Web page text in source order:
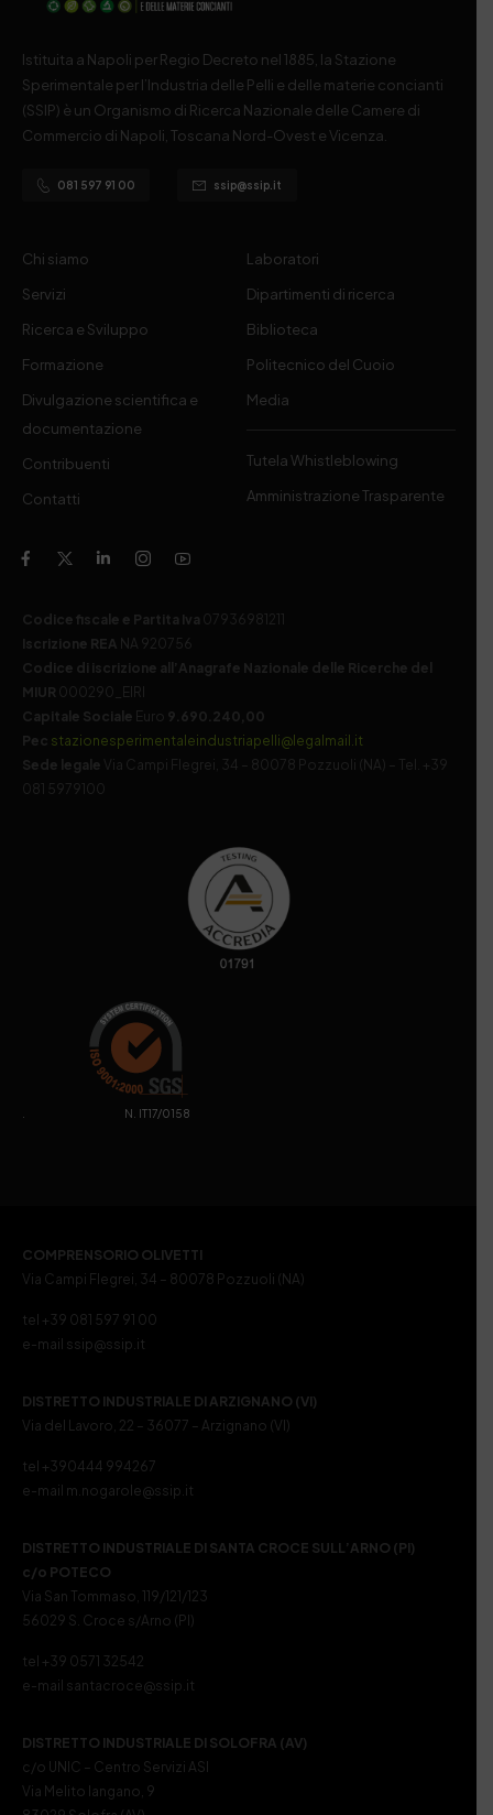
Istituita a Napoli per Regio Decreto nel 1885, la Stazione
Sperimentale per l’Industria delle Pelli e delle materie concianti
(SSIP) è un Organismo di Ricerca Nazionale delle Camere di
Commercio di Napoli, Toscana Nord-Ovest e Vicenza.
081 597 91 00 ssip@ssip.it
Chi siamo
Servizi
Ricerca e Sviluppo
Formazione
Divulgazione scientifica e
documentazione
Contribuenti
Contatti
Laboratori
Dipartimenti di ricerca
Biblioteca
Politecnico del Cuoio
Media
Tutela Whistleblowing
Amministrazione Trasparente
Codice fiscale e Partita Iva 07936981211
Iscrizione REA NA 920756
Codice di iscrizione all’Anagrafe Nazionale delle Ricerche del
MIUR 000290_EIRI
Capitale Sociale Euro 9.690.240,00
Pec stazionesperimentaleindustriapelli@legalmail.it
Sede legale
Via Campi Flegrei, 34 – 80078 Pozzuoli (NA) – Tel. +39
081 5979100
. N. IT17/0158
COMPRENSORIO OLIVETTI
Via Campi Flegrei, 34 – 80078 Pozzuoli (NA)
tel +39 081 597 91 00
e-mail ssip@ssip.it
DISTRETTO INDUSTRIALE DI ARZIGNANO (VI)
Via del Lavoro, 22 – 36077 – Arzignano (VI)
tel +390444 994267
e-mail m.nogarole@ssip.it
DISTRETTO INDUSTRIALE DI SANTA CROCE SULL’ARNO (PI)
c/o POTECO
Via San Tommaso, 119/121/123
56029 S. Croce s/Arno (PI)
tel +39 0571 32542
e-mail santacroce@ssip.it
DISTRETTO INDUSTRIALE DI SOLOFRA (AV)
c/o UNIC – Centro Servizi ASI
Via Melito Iangano, 9